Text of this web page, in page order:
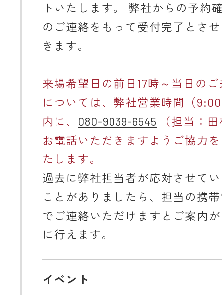
トいたします。 弊社からの予約
のご連絡をもって受付完了とさ
きます。
来場希望日の前日17時～当日の
については、弊社営業時間（
内に、 080-9039-6545 （担当：
お電話いただきますようご協力
たします。
過去に弊社担当者が応対させて
ことがありましたら、担当の携
でご連絡いただけますとご案内
に行えます。
イベント